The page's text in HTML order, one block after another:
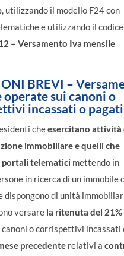
, utilizzando il modello F24 con
e utilizzando il codice
– Versamento Iva mensile
BREVI –
sui canoni o
incassati o pagati
cheesercitano attività
immobiliare e quelli che
portali telematici mettendo in
in ricerca di un immobile
dispongono di unità
versare la ritenuta del 21%
o corrispettivi incassati
precedente relativi a